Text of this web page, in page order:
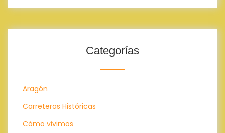
Categorías
Aragón
Carreteras Históricas
Cómo vivimos